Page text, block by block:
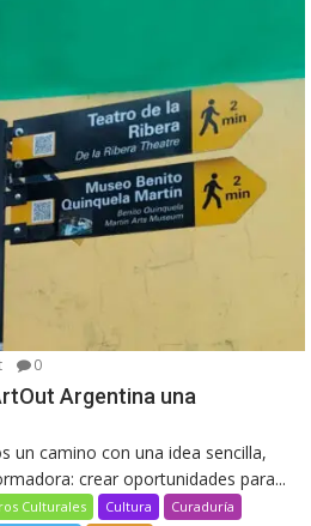
0
Argentina una
un camino con una idea sencilla,
crear oportunidades para...
Culturales Cultura
Curaduría